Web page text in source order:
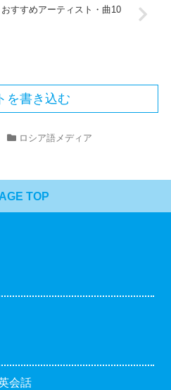
すすめアーティスト・曲10
を書き込む
ロシア語メディア
TOP
会話